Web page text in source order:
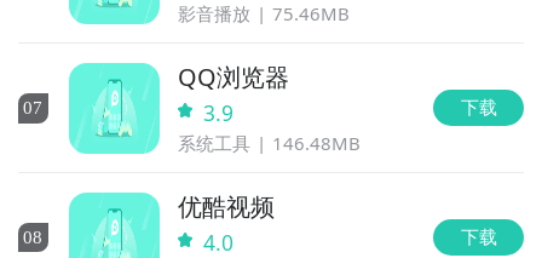
影音播放 75.46MB
07
QQ浏览器
3.9
系统工具 146.48MB
下载
08
优酷视频
4.0 下载